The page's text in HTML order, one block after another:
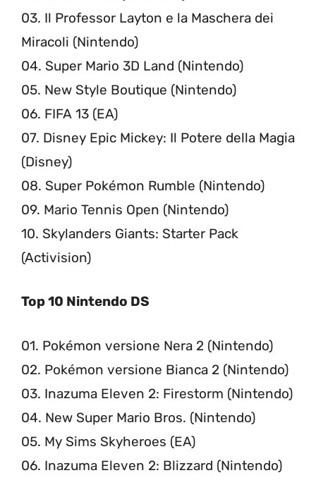
03. Il Professor Layton e la Maschera dei
Miracoli (Nintendo)
04. Super Mario 3D Land (Nintendo)
05. New Style Boutique (Nintendo)
06. FIFA 13 (EA)
07. Disney Epic Mickey: Il Potere della Magia
(Disney)
08. Super Pokémon Rumble (Nintendo)
09. Mario Tennis Open (Nintendo)
10. Skylanders Giants: Starter Pack
(Activision)
Top 10 Nintendo DS
01. Pokémon versione Nera 2 (Nintendo)
02. Pokémon versione Bianca 2 (Nintendo)
03. Inazuma Eleven 2: Firestorm (Nintendo)
04. New Super Mario Bros. (Nintendo)
05. My Sims Skyheroes (EA)
06. Inazuma Eleven 2: Blizzard (Nintendo)